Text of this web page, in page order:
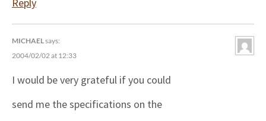
MICHAELsays:
2004/02/02 at 12:33
I would be very grateful if you could
send me the specifications on the